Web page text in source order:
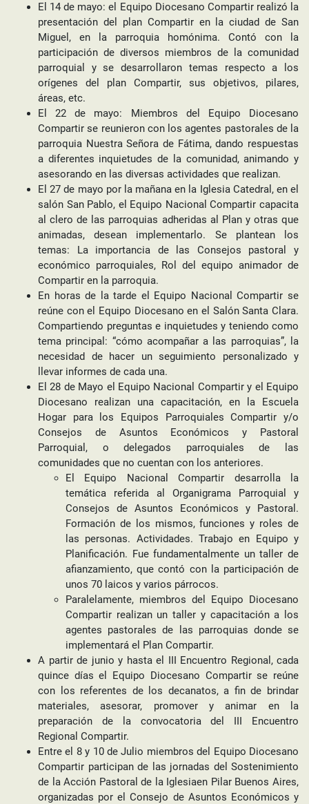
El 14 de mayo: el Equipo Diocesano Compartir realizó la
presentación del plan Compartir en la ciudad de San
Miguel, en la parroquia homónima. Contó con la
participación de diversos miembros de la comunidad
parroquial y se desarrollaron temas respecto a los
orígenes del plan Compartir, sus objetivos, pilares,
áreas, etc.
El 22 de mayo: Miembros del Equipo Diocesano
Compartir se reunieron con los agentes pastorales de la
parroquia Nuestra Señora de Fátima, dando respuestas
a diferentes inquietudes de la comunidad, animando y
asesorando en las diversas actividades que realizan.
El 27 de mayo por la mañana en la Iglesia Catedral, en el
salón San Pablo, el Equipo Nacional Compartir capacita
al clero de las parroquias adheridas al Plan y otras que
animadas, desean implementarlo. Se plantean los
temas: La importancia de las Consejos pastoral y
económico parroquiales, Rol del equipo animador de
Compartir en la parroquia.
En horas de la tarde el Equipo Nacional Compartir se
reúne con el Equipo Diocesano en el Salón Santa Clara.
Compartiendo preguntas e inquietudes y teniendo como
tema principal: “cómo acompañar a las parroquias”, la
necesidad de hacer un seguimiento personalizado y
llevar informes de cada una.
El 28 de Mayo el Equipo Nacional Compartir y el Equipo
Diocesano realizan una capacitación, en la Escuela
Hogar para los Equipos Parroquiales Compartir y/o
Consejos de Asuntos Económicos y Pastoral
Parroquial, o delegados parroquiales de las
comunidades que no cuentan con los anteriores.
El Equipo Nacional Compartir desarrolla la
temática referida al Organigrama Parroquial y
Consejos de Asuntos Económicos y Pastoral.
Formación de los mismos, funciones y roles de
las personas. Actividades. Trabajo en Equipo y
Planificación. Fue fundamentalmente un taller de
afianzamiento, que contó con la participación de
unos 70 laicos y varios párrocos.
Paralelamente, miembros del Equipo Diocesano
Compartir realizan un taller y capacitación a los
agentes pastorales de las parroquias donde se
implementará el Plan Compartir.
A partir de junio y hasta el III Encuentro Regional, cada
quince días el Equipo Diocesano Compartir se reúne
con los referentes de los decanatos, a fin de brindar
materiales, asesorar, promover y animar en la
preparación de la convocatoria del III Encuentro
Regional Compartir.
Entre el 8 y 10 de Julio miembros del Equipo Diocesano
Compartir participan de las jornadas del Sostenimiento
de la Acción Pastoral de la Iglesiaen Pilar Buenos Aires,
organizadas por el Consejo de Asuntos Económicos y